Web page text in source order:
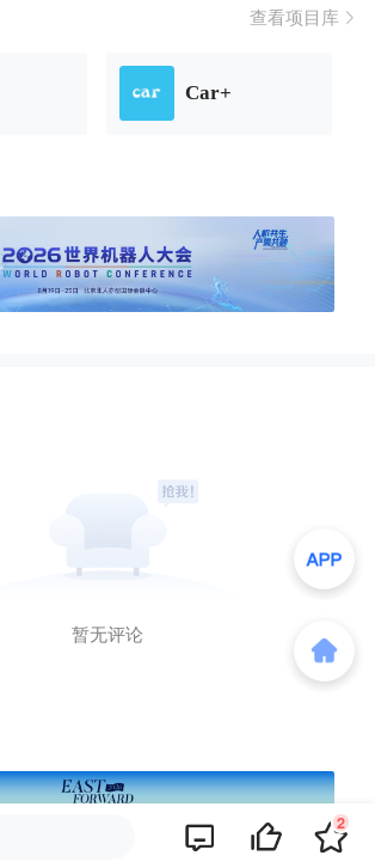
查看项目库
Car+
暂无评论
2